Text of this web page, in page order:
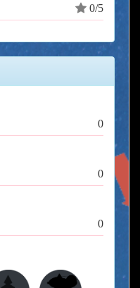
0/5
0
0
0